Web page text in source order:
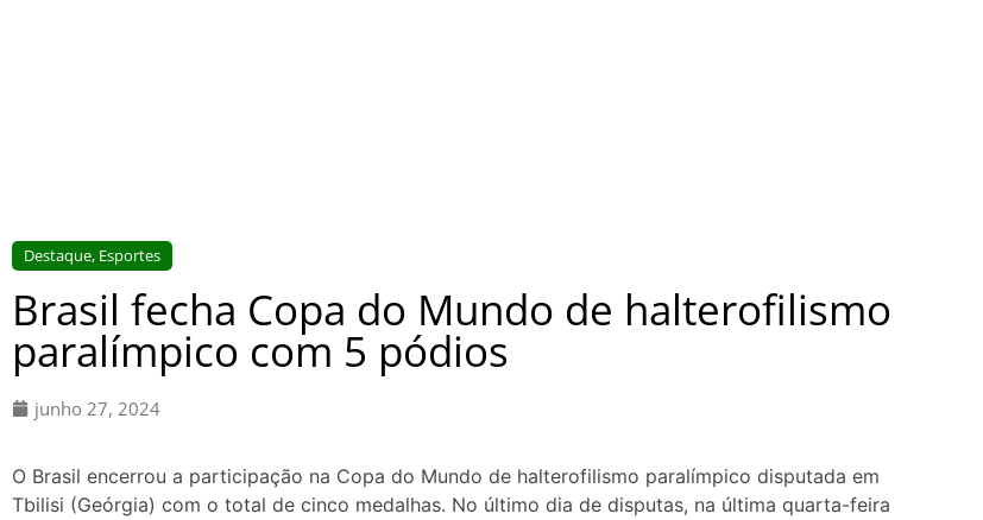
Destaque, Esportes
Brasil fecha Copa do Mundo de halterofilismo
paralímpico com 5 pódios
junho 27, 2024
O Brasil encerrou a participação na Copa do Mundo de halterofilismo paralímpico disputada em
Tbilisi (Geórgia) com o total de cinco medalhas. No último dia de disputas, na última quarta-feira